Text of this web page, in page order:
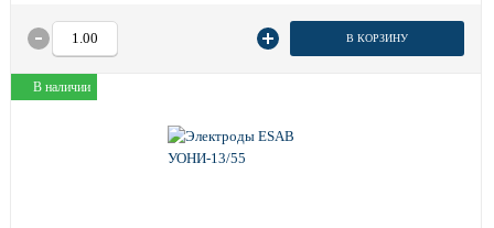
В КОРЗИНУ
В наличии